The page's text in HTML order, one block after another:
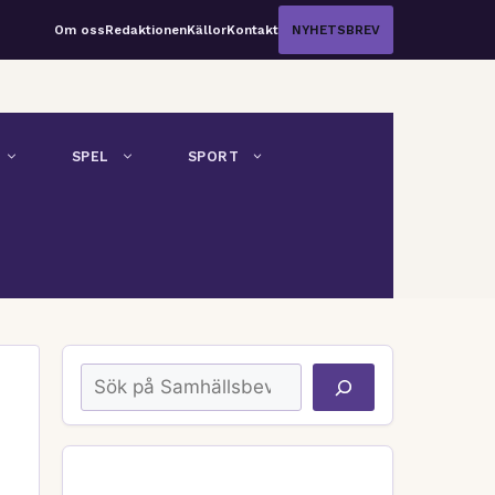
Om ossRedaktionenKällorKontakt NYHETSBREV
SPEL SPORT
Sök